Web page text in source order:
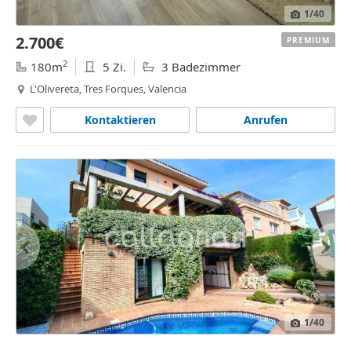
1/40
2.700€
180m2 5 Zi. 3 Badezimmer
L'Olivereta, Tres Forques, Valencia
Anrufen
Kontaktieren
PREMIUM
1/40